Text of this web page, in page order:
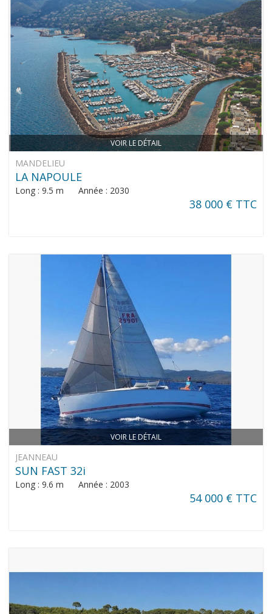
VOIR LE DÉTAIL
MANDELIEU
LA NAPOULE
Long : 9.5 m Année : 2030
38 000 € TTC
VOIR LE DÉTAIL
JEANNEAU
SUN FAST 32i
Long : 9.6 m Année : 2003
54 000 € TTC